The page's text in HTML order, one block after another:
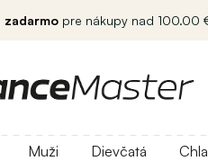
zadarmo pre nákupy nad 100.00
Muži Dievčatá